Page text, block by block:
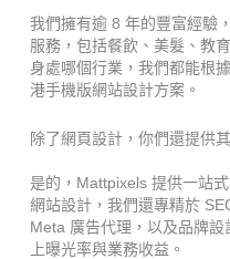
我們擁有逾 8 年的豐富經驗
服務，包括餐飲、美髮、教
身處哪個行業，我們都能根
港手機版網站設計方案。
除了網頁設計，你們還提供
是的，Mattpixels 提供一站
網站設計，我們還專精於
Meta 廣告代理，以及品牌
上曝光率與業務收益。